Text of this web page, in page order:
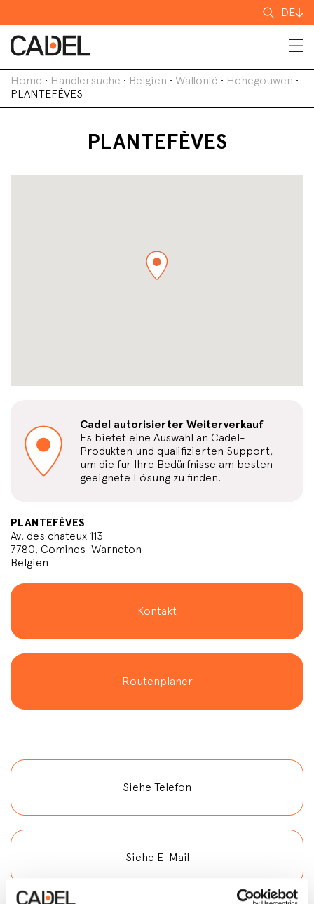
Suchen
nach
DE
Home • Handlersuche • Belgien • Wallonië • Henegouwen •
PLANTEFÈVES
PLANTEFÈVES
Cadel autorisierter Weiterverkauf
Es bietet eine Auswahl an Cadel-
Produkten und qualifizierten Support,
um die für Ihre Bedürfnisse am besten
geeignete Lösung zu finden.
PLANTEFÈVES
Av, des chateux 113
7780, Comines-Warneton
Belgien
Kontakt
Routenplaner
Siehe Telefon
Siehe E-Mail